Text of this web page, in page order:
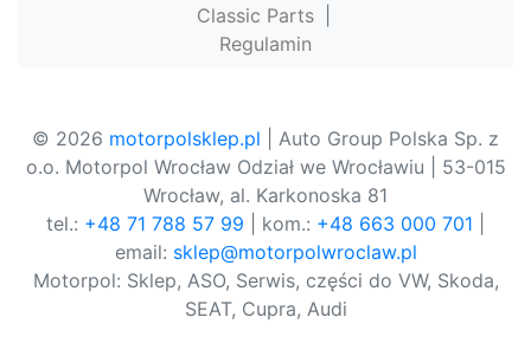
Classic Parts
Regulamin
© 2026 motorpolsklep.pl | Auto Group Polska Sp. z
o.o. Motorpol Wrocław Odział we Wrocławiu | 53-015
Wrocław, al. Karkonoska 81
tel.: +48 71 788 57 99 | kom.: +48 663 000 701
email: sklep@motorpolwroclaw.pl
Motorpol: Sklep, ASO, Serwis, części do VW, Skoda,
SEAT, Cupra, Audi